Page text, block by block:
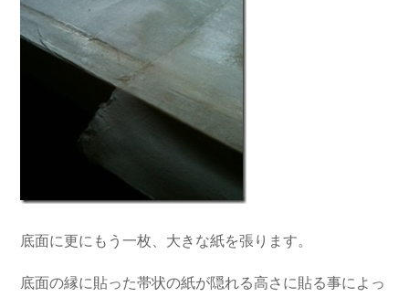
底面に更にもう一枚、大きな紙を張ります。
底面の縁に貼った帯状の紙が隠れる高さに貼る事によっ